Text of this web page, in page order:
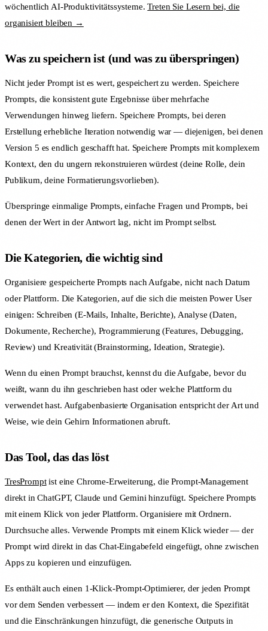
wöchentlich AI-Produktivitätssysteme.Treten Sie Lesern bei, die
organisiert bleiben →
Was zu speichern ist (und was zu überspringen)
Nicht jeder Prompt ist es wert, gespeichert zu werden. Speichere
Prompts, die konsistent gute Ergebnisse über mehrfache
Verwendungen hinweg liefern. Speichere Prompts, bei deren
Erstellung erhebliche Iteration notwendig war — diejenigen, bei denen
Version 5 es endlich geschafft hat. Speichere Prompts mit komplexem
Kontext, den du ungern rekonstruieren würdest (deine Rolle, dein
Publikum, deine Formatierungsvorlieben).
Überspringe einmalige Prompts, einfache Fragen und Prompts, bei
denen der Wert in der Antwort lag, nicht im Prompt selbst.
Die Kategorien, die wichtig sind
Organisiere gespeicherte Prompts nach Aufgabe, nicht nach Datum
oder Plattform. Die Kategorien, auf die sich die meisten Power User
einigen: Schreiben (E-Mails, Inhalte, Berichte), Analyse (Daten,
Dokumente, Recherche), Programmierung (Features, Debugging,
Review) und Kreativität (Brainstorming, Ideation, Strategie).
Wenn du einen Prompt brauchst, kennst du die Aufgabe, bevor du
weißt, wann du ihn geschrieben hast oder welche Plattform du
verwendet hast. Aufgabenbasierte Organisation entspricht der Art und
Weise, wie dein Gehirn Informationen abruft.
Das Tool, das das löst
TresPromptist eine Chrome-Erweiterung, die Prompt-Management
direkt in ChatGPT, Claude und Gemini hinzufügt. Speichere Prompts
mit einem Klick von jeder Plattform. Organisiere mit Ordnern.
Durchsuche alles. Verwende Prompts mit einem Klick wieder — der
Prompt wird direkt in das Chat-Eingabefeld eingefügt, ohne zwischen
Apps zu kopieren und einzufügen.
Es enthält auch einen 1-Klick-Prompt-Optimierer, der jeden Prompt
vor dem Senden verbessert — indem er den Kontext, die Spezifität
und die Einschränkungen hinzufügt, die generische Outputs in